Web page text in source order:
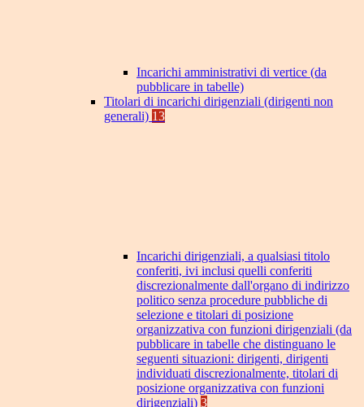
Incarichi amministrativi di vertice (da
pubblicare in tabelle)
Titolari di incarichi dirigenziali (dirigenti non
generali) 13
Incarichi dirigenziali, a qualsiasi titolo
conferiti, ivi inclusi quelli conferiti
discrezionalmente dall'organo di indirizzo
politico senza procedure pubbliche di
selezione e titolari di posizione
organizzativa con funzioni dirigenziali (da
pubblicare in tabelle che distinguano le
seguenti situazioni: dirigenti, dirigenti
individuati discrezionalmente, titolari di
posizione organizzativa con funzioni
dirigenziali) 3